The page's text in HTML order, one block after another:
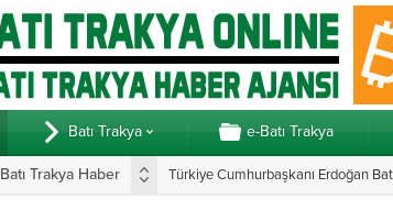
Batı Trakya e-Batı Trakya
Batı Trakya Haber Türkiye Cumhurbaşkanı Erdoğan